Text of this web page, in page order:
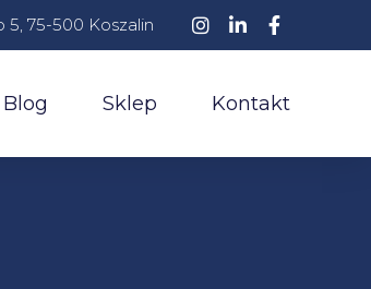
5, 75-500 Koszalin
Blog Sklep Kontakt